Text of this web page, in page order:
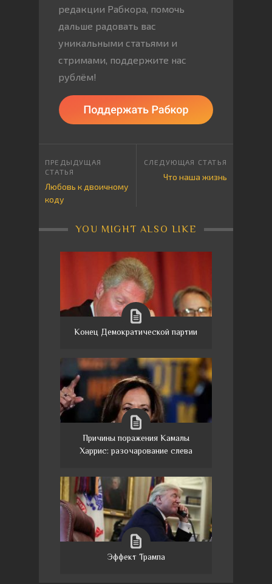
редакции Рабкора, помочь
дальше радовать вас
уникальными статьями и
стримами, поддержите нас
рублём!
Любовь к двоичному
коду
Что наша жизнь
YOU MIGHT ALSO LIKE
Конец Демократической партии
Причины поражения Камалы
Харрис: разочарование слева
Эффект Трампа